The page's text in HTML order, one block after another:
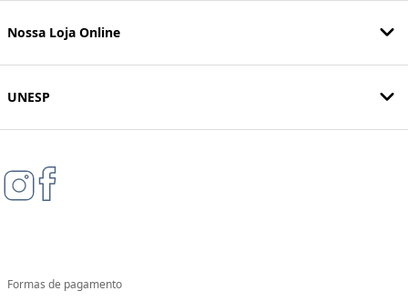
Nossa Loja Online
UNESP
Formas de pagamento